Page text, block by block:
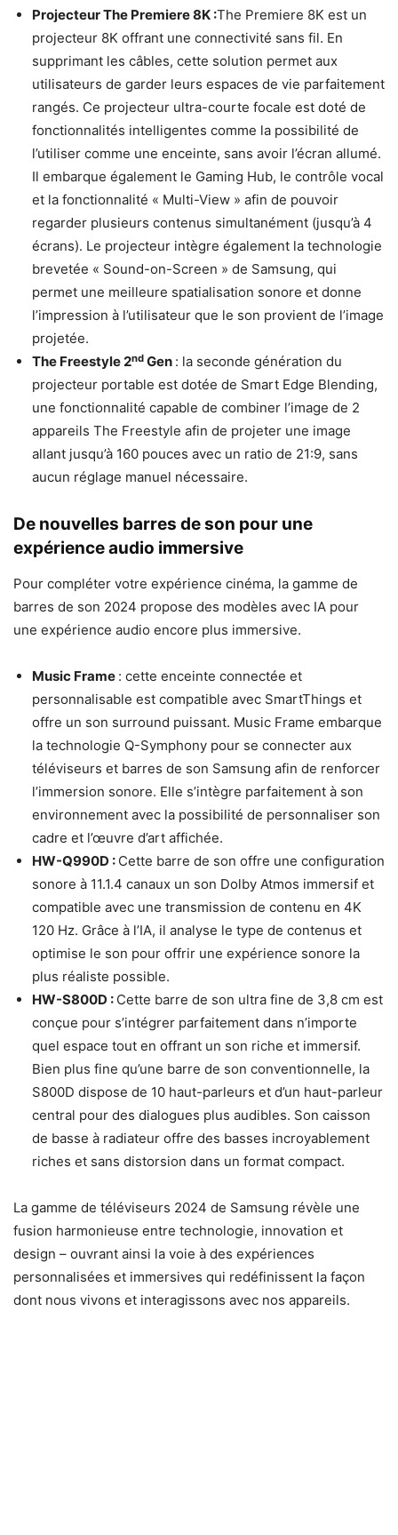
Projecteur The Premiere 8K :The Premiere 8K est un
projecteur 8K offrant une connectivité sans fil. En
supprimant les câbles, cette solution permet aux
utilisateurs de garder leurs espaces de vie parfaitement
rangés. Ce projecteur ultra-courte focale est doté de
fonctionnalités intelligentes comme la possibilité de
l’utiliser comme une enceinte, sans avoir l’écran allumé.
Il embarque également le Gaming Hub, le contrôle vocal
et la fonctionnalité « Multi-View » afin de pouvoir
regarder plusieurs contenus simultanément (jusqu’à 4
écrans). Le projecteur intègre également la technologie
brevetée « Sound-on-Screen » de Samsung, qui
permet une meilleure spatialisation sonore et donne
l’impression à l’utilisateur que le son provient de l’image
projetée.
The Freestyle 2nd Gen : la seconde génération du
projecteur portable est dotée de Smart Edge Blending,
une fonctionnalité capable de combiner l’image de 2
appareils The Freestyle afin de projeter une image
allant jusqu’à 160 pouces avec un ratio de 21:9, sans
aucun réglage manuel nécessaire.
De nouvelles barres de son pour une
expérience audio immersive
Pour compléter votre expérience cinéma, la gamme de
barres de son 2024 propose des modèles avec IA pour
une expérience audio encore plus immersive.
Music Frame : cette enceinte connectée et
personnalisable est compatible avec SmartThings et
offre un son surround puissant. Music Frame embarque
la technologie Q-Symphony pour se connecter aux
téléviseurs et barres de son Samsung afin de renforcer
l’immersion sonore. Elle s’intègre parfaitement à son
environnement avec la possibilité de personnaliser son
cadre et l’œuvre d’art affichée.
HW-Q990D : Cette barre de son offre une configuration
sonore à 11.1.4 canaux un son Dolby Atmos immersif et
compatible avec une transmission de contenu en 4K
120 Hz. Grâce à l’IA, il analyse le type de contenus et
optimise le son pour offrir une expérience sonore la
plus réaliste possible.
HW-S800D : Cette barre de son ultra fine de 3,8 cm est
conçue pour s’intégrer parfaitement dans n’importe
quel espace tout en offrant un son riche et immersif.
Bien plus fine qu’une barre de son conventionnelle, la
S800D dispose de 10 haut-parleurs et d’un haut-parleur
central pour des dialogues plus audibles. Son caisson
de basse à radiateur offre des basses incroyablement
riches et sans distorsion dans un format compact.
La gamme de téléviseurs 2024 de Samsung révèle une
fusion harmonieuse entre technologie, innovation et
design – ouvrant ainsi la voie à des expériences
personnalisées et immersives qui redéfinissent la façon
dont nous vivons et interagissons avec nos appareils.